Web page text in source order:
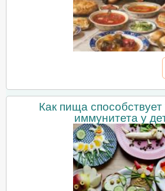
Как пища
иммунитета у